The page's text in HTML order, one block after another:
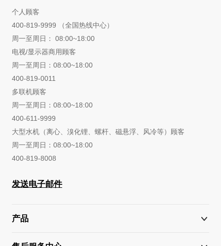
个人顾客
400-819-9999 （全国热线中心）
周一至周日： 08:00~18:00
电视/显示器商用顾客
周一至周日：08:00~18:00
400-819-0011
多联机顾客
周一至周日：08:00~18:00
400-611-9999
大型水机（离心、溴化锂、螺杆、磁悬浮、风冷等）顾客
周一至周日：08:00~18:00
400-819-8008
发送电子邮件
产品